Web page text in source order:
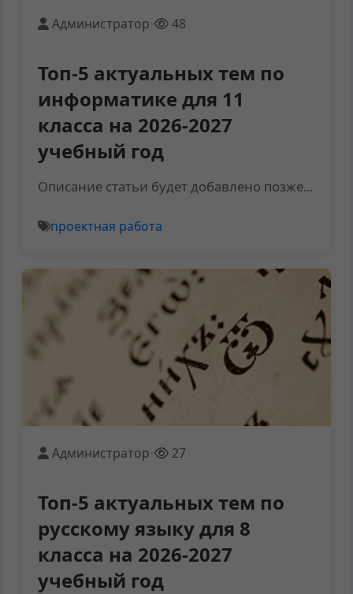
Администратор • 48
Топ-5 актуальных тем по
информатике для 11
класса на 2026-2027
учебный год
Описание статьи будет добавлено позже...
проектная работа
Администратор • 27
Топ-5 актуальных тем по
русскому языку для 8
класса на 2026-2027
учебный год